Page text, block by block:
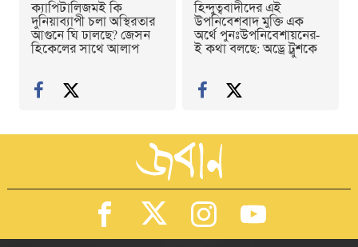
ক্যাপিটালিজমই কি
দুনিয়াব্যাপী চলা অস্থিরতার
আগুনে ঘি ঢালছে? জেসন
হিকেলের সাথে আলাপ
হিন্দুত্ববাদীদের এই
উপনিবেশবাদ মুক্তি এক
অর্থে পুনঃউপনিবেশায়নের-
ই কথা বলছে: অড্রে ট্রুশকে